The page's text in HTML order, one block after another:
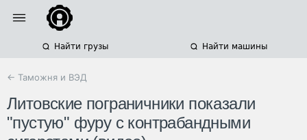
Найти грузы Найти машины
← Таможня и ВЭД
Литовские пограничники показали
"пустую" фуру с контрабандными